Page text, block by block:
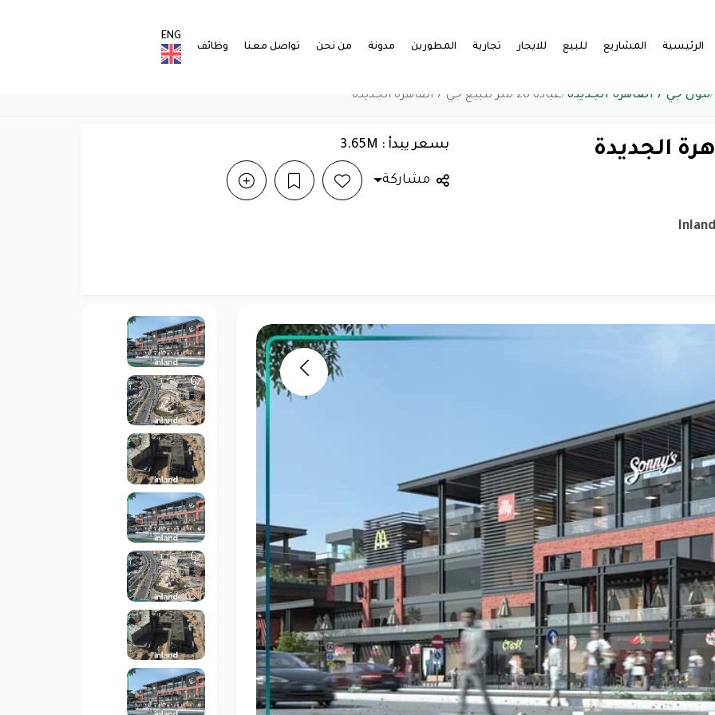
الرئيسية المشاريع للبيع للايجار تجارية المطورين مدونة من نحن تواصل معنا وظائف
ENG
/مول جي 7 القاهرة الجديدة /عيادة 26 متر للبيع جي 7 القاهرة الجديدة
بسعر يبدأ : 3.65M
مشاركة
Previous